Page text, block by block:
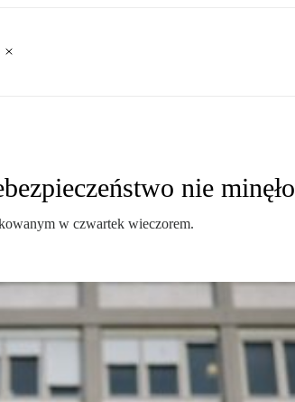
nie minęło
w czwartek wieczorem.